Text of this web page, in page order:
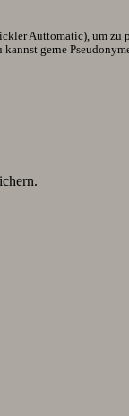
Auttomatic), um
kannst gerne